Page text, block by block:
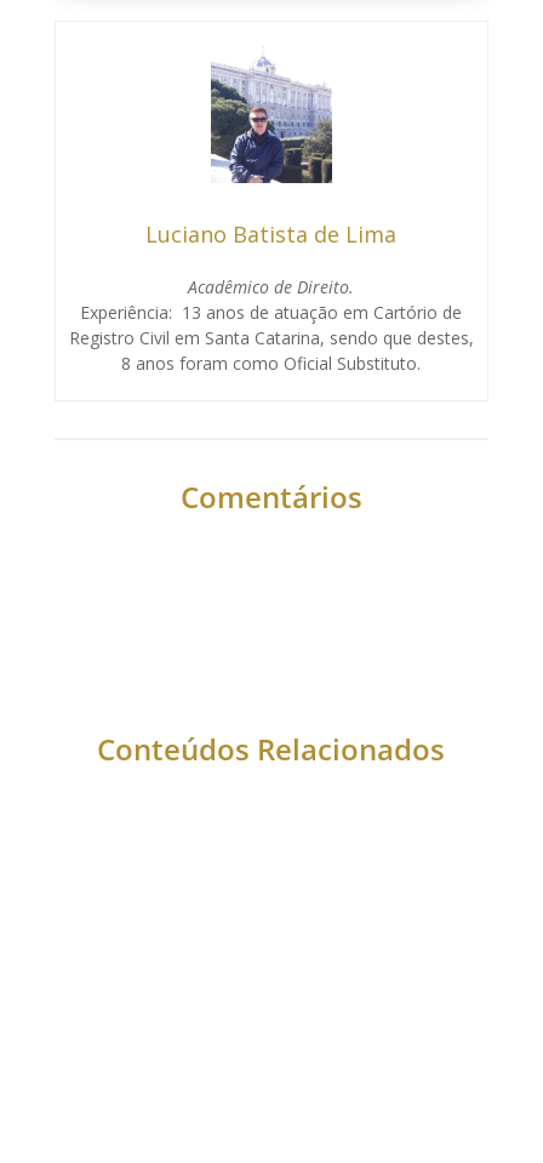
Luciano Batista de Lima
Acadêmico de Direito.
Experiência: 13 anos de atuação em Cartório de
Registro Civil em Santa Catarina, sendo que destes,
8 anos foram como Oficial Substituto.
Comentários
Conteúdos Relacionados